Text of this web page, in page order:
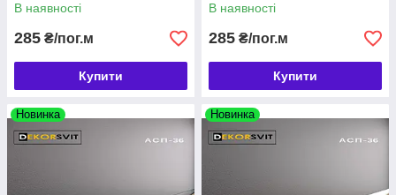
В наявності
285 ₴/пог.м
Купити
В наявності
285 ₴/пог.м
Купити
Новинка Новинка